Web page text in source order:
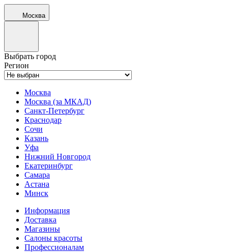
Москва
Выбрать город
Регион
Москва
Москва (за МКАД)
Санкт-Петербург
Краснодар
Сочи
Казань
Уфа
Нижний Новгород
Екатеринбург
Самара
Астана
Минск
Информация
Доставка
Магазины
Салоны красоты
Профессионалам